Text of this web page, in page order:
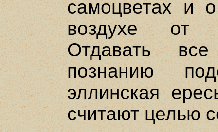
самоцветах и
воздухе от
Отдавать
познанию
эллинская
считают целью